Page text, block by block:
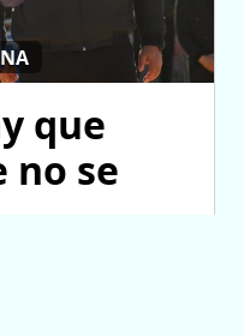
que
no se